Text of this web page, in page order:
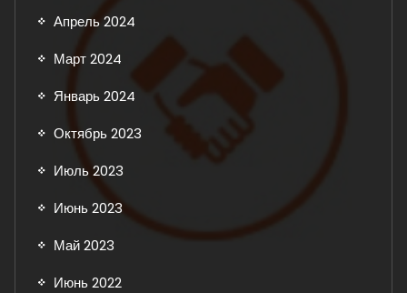
Апрель 2024
Март 2024
Январь 2024
Октябрь 2023
Июль 2023
Июнь 2023
Май 2023
Июнь 2022